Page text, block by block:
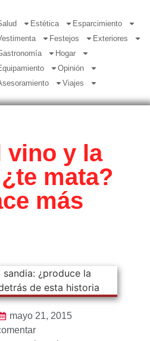
Estética
Esparcimiento
Festejos
Exteriores
Hogar
Opinión
Viajes
vino y la
mata?
más
mayo 21, 2015